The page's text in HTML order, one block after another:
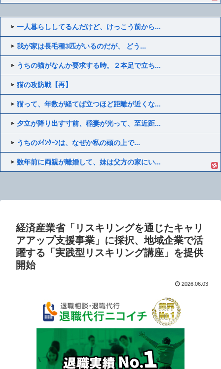
一人暮らししてるんだけど、けっこう前から...
我が家は長毛種3匹がいるのだが、 どう...
うちの猫がなんか要求する時。２本足で立ち...
猫の攻防戦【再】
猫って、年数が経てば立つほど距離が近くな...
夕立が降り出す寸前、稲妻が光って、至近距...
うちのﾒｲﾝｸｰﾝは、なぜか私の頭の上で...
数年前に両親が離婚して、妹は父方の家にい...
経済産業省「リスキリングを通じたキャリ
アアップ支援事業」に採択、地域企業で活
躍する「実践型リスキリング講座」を提供
開始
2026.06.03